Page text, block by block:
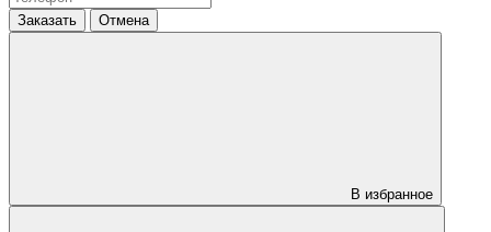
Заказать Отмена
В избранное